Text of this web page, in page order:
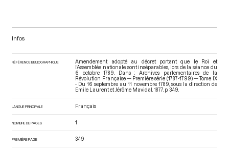
Infos
RÉFÉRENCE BIBLIOGRAPHIQUE
Amendement adopté au décret portant que le Roi et
l'Assemblée nationale sont inséparables, lors de la séance du
6 octobre 1789. Dans : Archives parlementaires de la
Révolution Française — Première série (1787-1799) — Tome IX
- Du 16 septembre au 11 novembre 1789 , sous la direction de
Emile Laurent et Jérôme Mavidal. 1877. p. 349.
LANGUE PRINCIPALE Français
NOMBRE DE PAGES 1
PREMIÈRE PAGE 349